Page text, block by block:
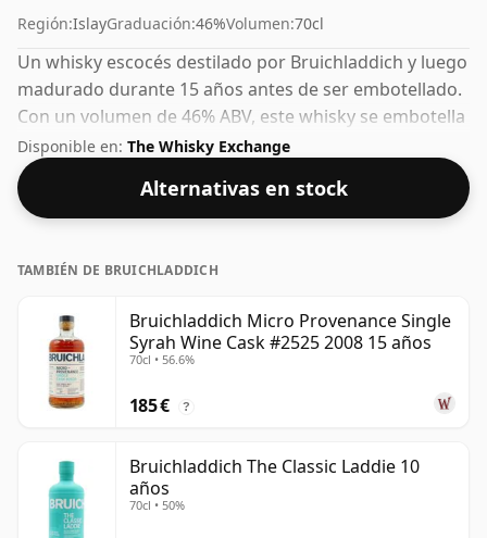
Región:IslayGraduación:46%Volumen:70cl
Un whisky escocés destilado por Bruichladdich y luego
madurado durante 15 años antes de ser embotellado.
Con un volumen de 46% ABV, este whisky se embotella
con una concentración óptima para beber. Se disfruta
solo o con una gota de agua.
Disponible en: The Whisky Exchange
Alternativas en stock
TAMBIÉN DE BRUICHLADDICH
Bruichladdich Micro Provenance Single
Syrah Wine Cask #2525 2008 15 años
70cl • 56.6%
185 € ?
Bruichladdich The Classic Laddie 10
años
70cl • 50%